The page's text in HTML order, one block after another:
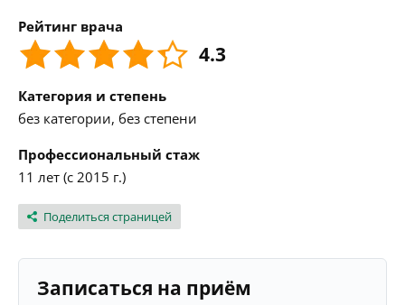
Рейтинг врача
4.3
Категория и степень
без категории, без степени
Профессиональный стаж
11 лет (с 2015 г.)
Поделиться страницей
Записаться на приём